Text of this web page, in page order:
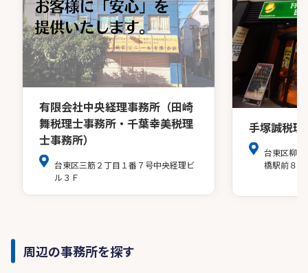
有限会社中央経理事務所（田崎
舞税理士事務所・千葉幸美税理
士事務所）
台東区三筋２丁目１番７号中央経理ビ
ル３Ｆ
手塚誠税理
台東区柳橋
橋駅前８階
周辺の事務所を探す